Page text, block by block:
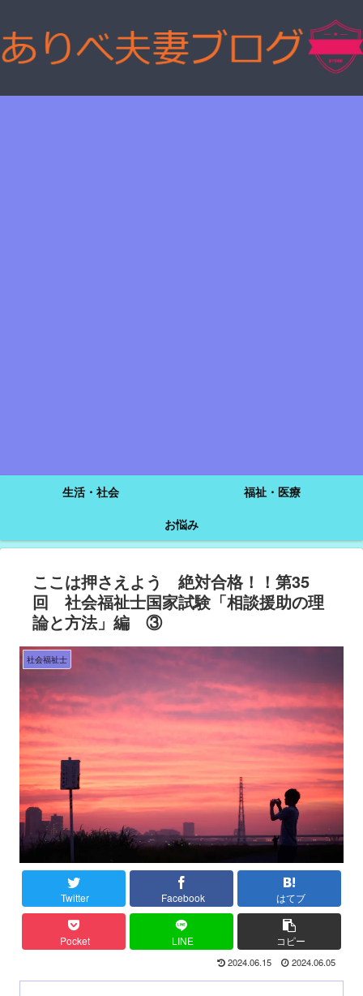
生活・社会
福祉・医療
お悩み
ここは押さえよう 絶対合格！！第35
回 社会福祉士国家試験「相談援助の理
論と方法」編 ③
社会福祉士
Twitter Facebook はてブ
Pocket LINE コピー
2024.06.15 2024.06.05